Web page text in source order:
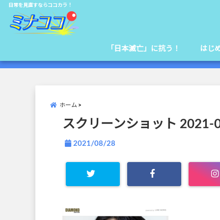
日常を見直すならココカラ！
「日本滅亡」に抗う！ はじ
ホーム
スクリーンショット 2021-
2021/08/28